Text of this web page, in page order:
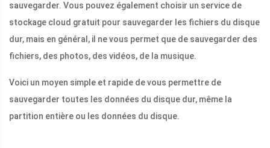
sauvegarder. Vous pouvez également choisir un service de
stockage cloud gratuit pour sauvegarder les fichiers du disque
dur, mais en général, il ne vous permet que de sauvegarder des
fichiers, des photos, des vidéos, de la musique.
Voici un moyen simple et rapide de vous permettre de
sauvegarder toutes les données du disque dur, même la
partition entière ou les données du disque.